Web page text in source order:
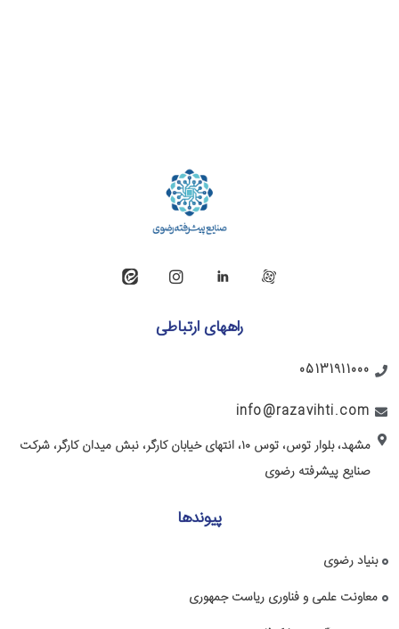
راههای ارتباطی
05131911000
info@razavihti.com
مشهد، بلوار توس، توس ۱۰، انتهای خیابان کارگر، نبش میدان کارگر، شرکت
صنایع پیشرفته رضوی
پیوندها
بنیاد رضوی
معاونت علمی و فناوری ریاست جمهوری